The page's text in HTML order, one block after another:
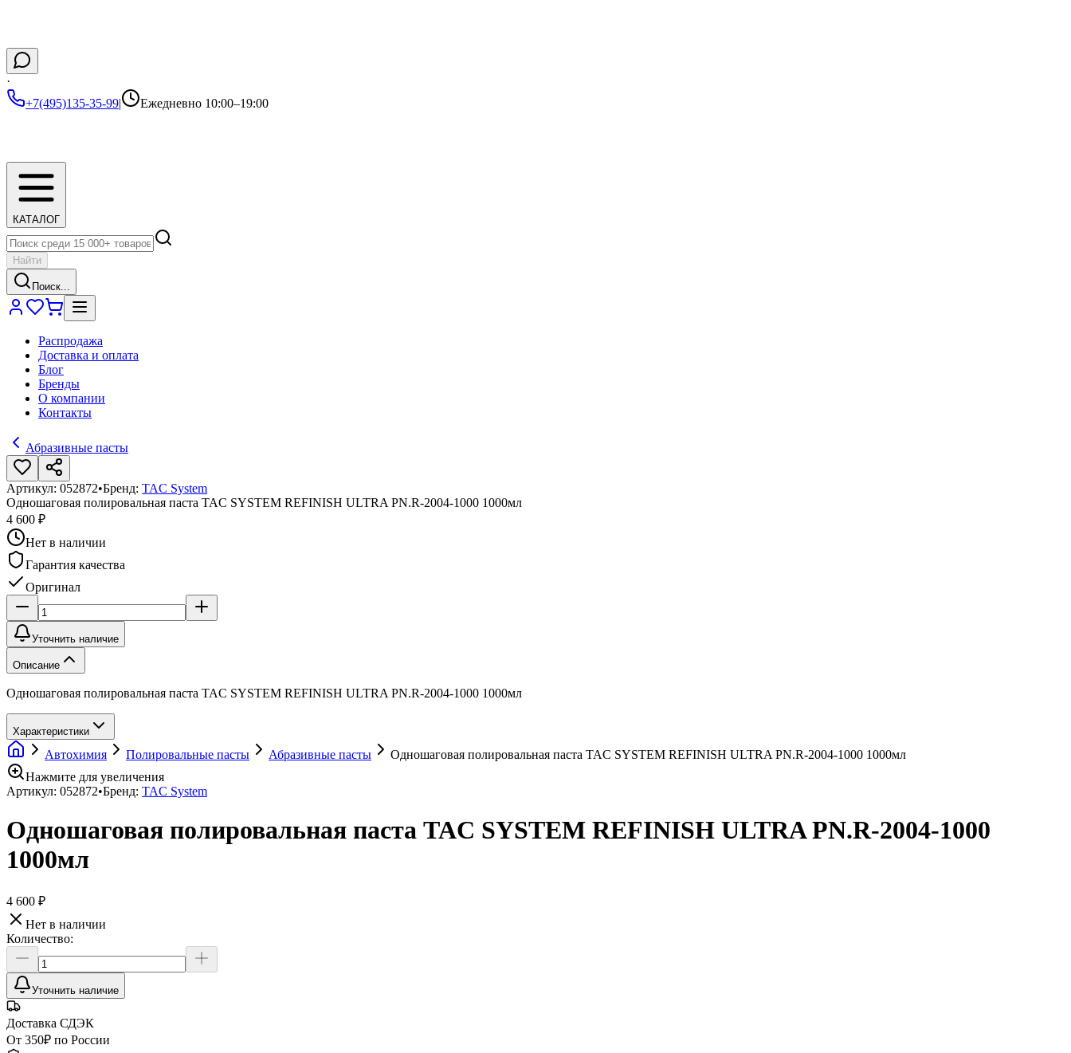
·
+7(495)135-35-99| Ежедневно 10:00–19:00
КАТАЛОГ
Найти
Поиск...
Распродажа
Доставка и оплата
Блог
Бренды
О компании
Контакты
Абразивные пасты
Артикул: 052872•Бренд: TAC System
Одношаговая полировальная паста TAC SYSTEM REFINISH ULTRA PN.R-2004-1000 1000мл
4 600 ₽
Нет в наличии
Гарантия качества
Оригинал
Уточнить наличие
Описание
Одношаговая полировальная паста TAC SYSTEM REFINISH ULTRA PN.R-2004-1000 1000мл
Характеристики
Автохимия Полировальные пасты Абразивные пасты
Одношаговая полировальная паста TAC SYSTEM REFINISH ULTRA PN.R-2004-1000 1000мл
Нажмите для увеличения
Артикул: 052872•Бренд: TAC System
Одношаговая полировальная паста TAC SYSTEM REFINISH ULTRA PN.R-2004-1000
1000мл
4 600 ₽
Нет в наличии
Количество:
Уточнить наличие
Доставка СДЭК
От 350₽ по России